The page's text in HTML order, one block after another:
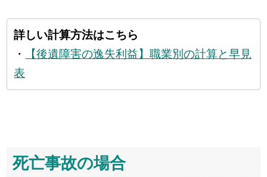
詳しい計算方法はこちら
・
【後遺障害の逸失利益】職業別の計算と早見
表
死亡事故の場合